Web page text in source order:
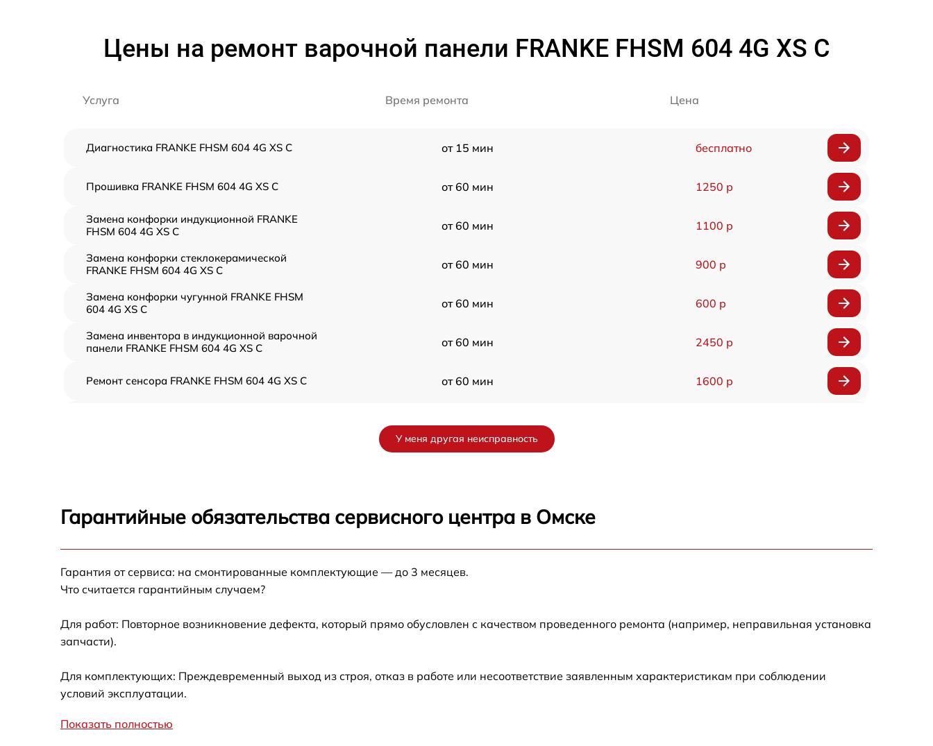
Цены на ремонт варочной панели FRANKE FHSM 604 4G XS C
Услуга Время ремонта Цена
Диагностика FRANKE FHSM 604 4G XS C от 15 мин бесплатно
Прошивка FRANKE FHSM 604 4G XS C от 60 мин 1250 р
Замена конфорки индукционной FRANKE
FHSM 604 4G XS C
от 60 мин 1100 р
Замена конфорки стеклокерамической
FRANKE FHSM 604 4G XS C
от 60 мин 900 р
Замена конфорки чугунной FRANKE FHSM
604 4G XS C
от 60 мин 600 р
Замена инвентора в индукционной варочной
панели FRANKE FHSM 604 4G XS C
от 60 мин 2450 р
Ремонт сенсора FRANKE FHSM 604 4G XS C от 60 мин 1600 р
Замена сенсора FRANKE FHSM 604 4G XS C от 60 мин
У меня другая неисправность
Гарантийные обязательства сервисного центра в Омске
Гарантия от сервиса: на смонтированные комплектующие — до 3 месяцев.
Что считается гарантийным случаем?
Для работ: Повторное возникновение дефекта, который прямо обусловлен с качеством проведенного ремонта (например, неправильная установка
запчасти).
Для комплектующих: Преждевременный выход из строя, отказ в работе или несоответствие заявленным характеристикам при соблюдении
условий эксплуатации.
Показать полностью